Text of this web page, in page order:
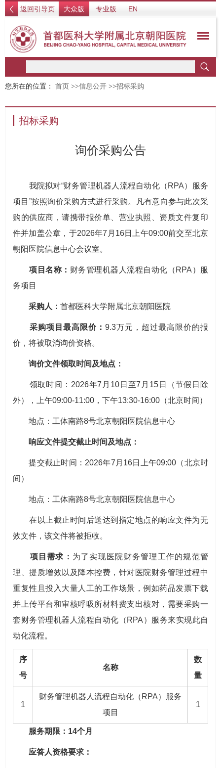
返回引导页 大众版 专业版 EN
您所在的位置： 首页 >>信息公开 >>招标采购
招标采购
询价采购公告
我院拟对“财务管理机器人流程自动化（RPA）服务
项目”按照询价采购方式进行采购。凡有意向参与此次采
购的供应商，请携带报价单、营业执照、资质文件复印
件并加盖公章，于2026年7月16日上午09:00前交至北京
朝阳医院信息中心会议室。
项目名称： 财务管理机器人流程自动化（RPA）服
务项目
采购人： 首都医科大学附属北京朝阳医院
采购项目最高限价： 9.3万元，超过最高限价的报
价，将被取消询价资格。
询价文件领取时间及地点：
领取时间：2026年7月10日至7月15日（节假日除
外），上午09:00-11:00，下午13:30-16:00（北京时间）
地点：工体南路8号北京朝阳医院信息中心
响应文件提交截止时间及地点：
提交截止时间：2026年7月16日上午09:00（北京时
间）
地点：工体南路8号北京朝阳医院信息中心
在以上截止时间后送达到指定地点的响应文件为无
效文件，该文件将被拒收。
项目需求： 为了实现医院财务管理工作的规范管
理、提质增效以及降本控费，针对医院财务管理过程中
重复性且投入大量人工的工作场景，例如药品发票下载
并上传平台和审核呼吸所材料费支出核对，需要采购一
套财务管理机器人流程自动化（RPA）服务来实现此自
动化流程。
序
号
名称
数
量
1
财务管理机器人流程自动化（RPA）服务
项目
1
服务期限：14个月
应答人资格要求：